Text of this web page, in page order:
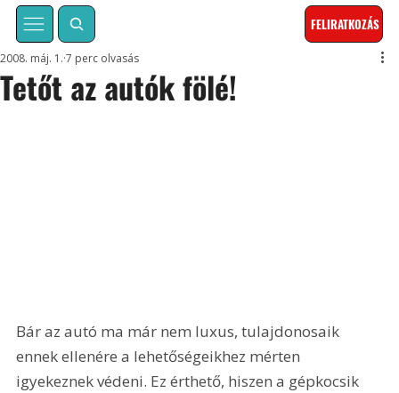
FELIRATKOZÁS
Tetőt az autók fölé!
2008. máj. 1. 7 perc olvasás
Bár az autó ma már nem luxus, tulajdonosaik
ennek ellenére a lehetőségeikhez mérten
igyekeznek védeni. Ez érthető, hiszen a gépkocsik